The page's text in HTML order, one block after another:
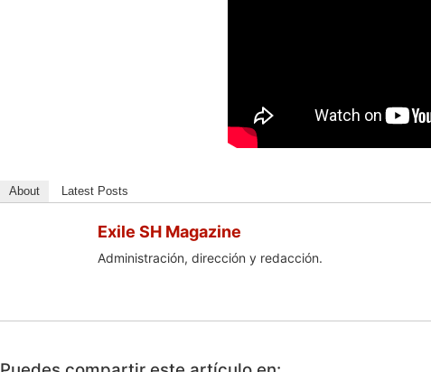
About Latest Posts
Exile SH Magazine
Administración, dirección y redacción.